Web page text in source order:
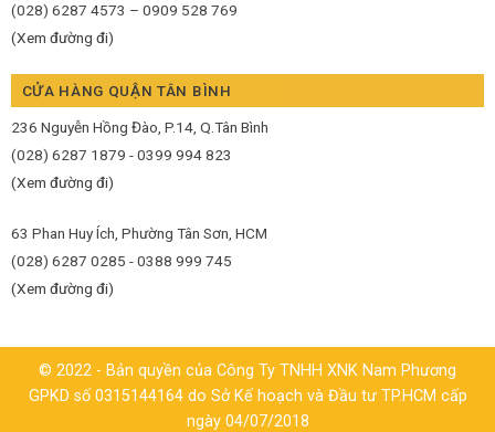
(028) 6287 4573 – 0909 528 769
(Xem đường đi)
CỬA HÀNG QUẬN TÂN BÌNH
236 Nguyễn Hồng Đào, P.14, Q.Tân Bình
(028) 6287 1879 - 0399 994 823
(Xem đường đi)
63 Phan Huy Ích, Phường Tân Sơn, HCM
(028) 6287 0285 - 0388 999 745
(Xem đường đi)
© 2022 - Bản quyền của Công Ty TNHH XNK Nam Phương
GPKD số 0315144164 do Sở Kế hoạch và Đầu tư TP.HCM cấp
ngày 04/07/2018